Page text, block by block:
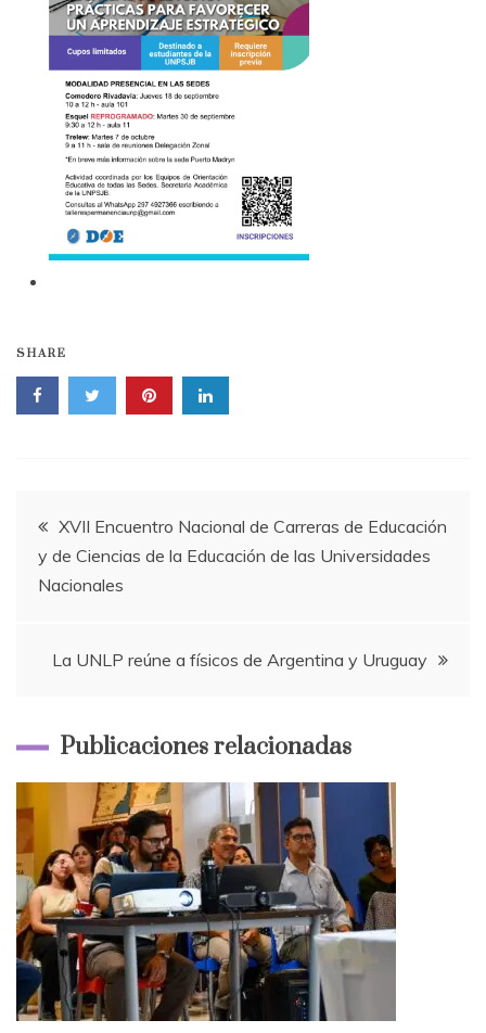
SHARE
Navegación
de
XVII Encuentro Nacional de Carreras de Educación
y de Ciencias de la Educación de las Universidades
Nacionales
La UNLP reúne a físicos de Argentina y Uruguay
Publicaciones relacionadas